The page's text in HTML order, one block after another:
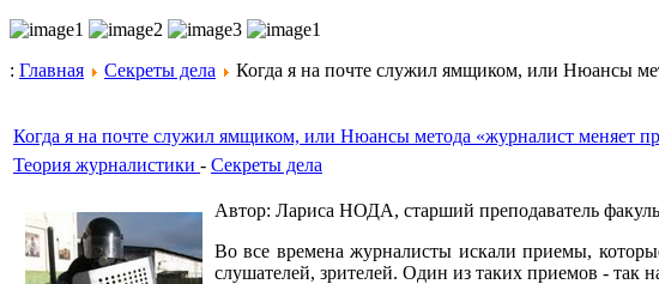
: Главная Секреты дела Когда я на почте служил ямщиком, или Нюансы
Когда я на почте служил ямщиком, или Нюансы метода «журналист меняет
Теория журналистики - Секреты дела
Автор: Лариса НОДА, старший преподаватель
Во все времена журналисты искали приемы,
слушателей, зрителей. Один из таких приемов - так